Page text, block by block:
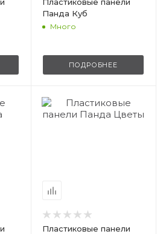
Панда Куб
Много
ПОДРОБНЕЕ
Пластиковые панели